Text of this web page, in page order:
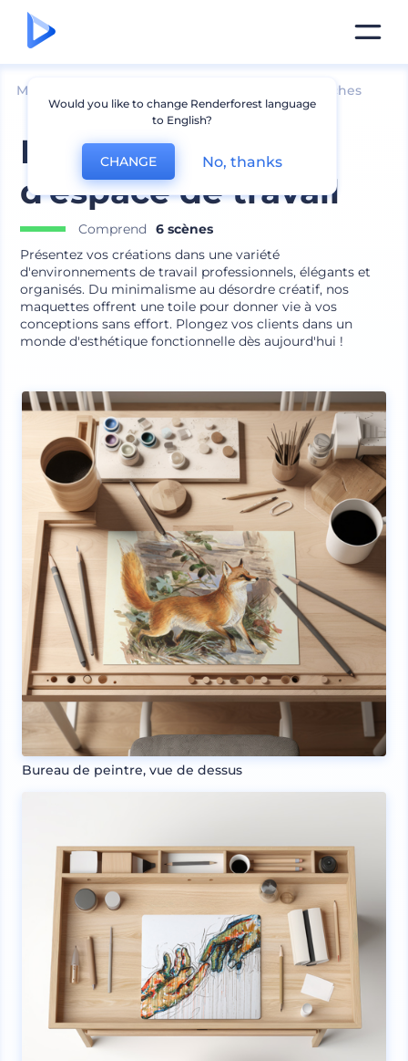
Mockups Maquettes d՛affiches
Kit de maquette
d'espace de travail
Comprend
6 scènes
Présentez vos créations dans une variété
d'environnements de travail professionnels, élégants et
organisés. Du minimalisme au désordre créatif, nos
maquettes offrent une toile pour donner vie à vos
conceptions sans effort. Plongez vos clients dans un
monde d'esthétique fonctionnelle dès aujourd'hui !
Bureau de peintre, vue de dessus
Would you like to change Renderforest language
to English?
CHANGE No, thanks